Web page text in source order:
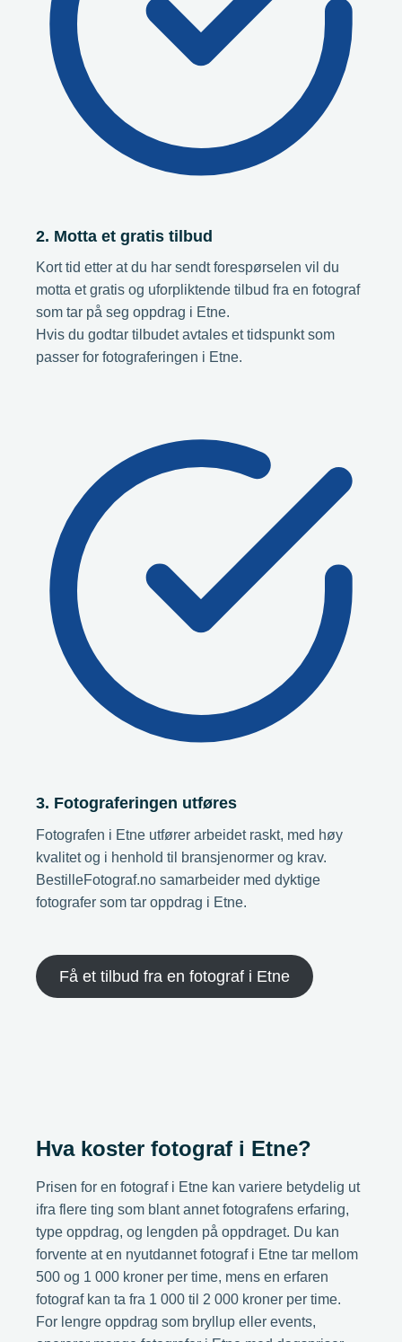
2. Motta et gratis tilbud
Kort tid etter at du har sendt forespørselen vil du
motta et gratis og uforpliktende tilbud fra en fotograf
som tar på seg oppdrag i Etne.
Hvis du godtar tilbudet avtales et tidspunkt som
passer for fotograferingen i Etne.
3. Fotograferingen utføres
Fotografen i Etne utfører arbeidet raskt, med høy
kvalitet og i henhold til bransje­normer og krav.
BestilleFotograf.no samarbeider med dyktige
fotografer som tar oppdrag i Etne.
Få et tilbud fra en fotograf i Etne
Hva koster fotograf i Etne?
Prisen for en fotograf i Etne kan variere betydelig ut
ifra flere ting som blant annet fotografens erfaring,
type oppdrag, og lengden på oppdraget. Du kan
forvente at en nyutdannet fotograf i Etne tar mellom
500 og 1 000 kroner per time, mens en erfaren
fotograf kan ta fra 1 000 til 2 000 kroner per time.
For lengre oppdrag som bryllup eller events,